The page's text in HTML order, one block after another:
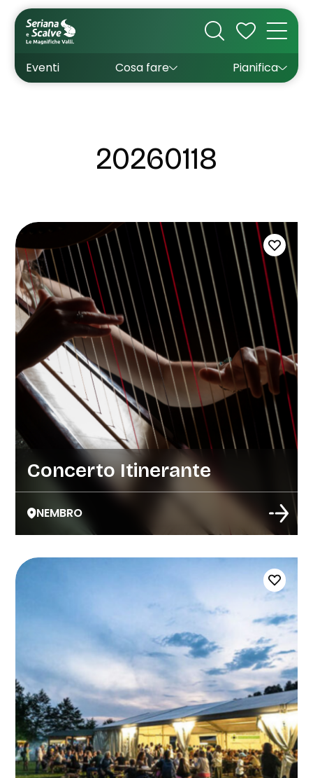
Eventi Cosa fare
Cultura
Outdoor
Pianifica
Dove dormire
Come arrivare
Come muoversi
Wishlist
20260118
Concerto Itinerante
NEMBRO